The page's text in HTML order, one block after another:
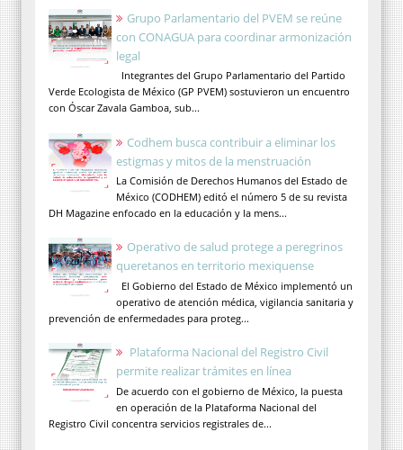
Grupo Parlamentario del PVEM se reúne
con CONAGUA para coordinar armonización
legal
Integrantes del Grupo Parlamentario del Partido
Verde Ecologista de México (GP PVEM) sostuvieron un encuentro
con Óscar Zavala Gamboa, sub...
Codhem busca contribuir a eliminar los
estigmas y mitos de la menstruación
La Comisión de Derechos Humanos del Estado de
México (CODHEM) editó el número 5 de su revista
DH Magazine enfocado en la educación y la mens...
Operativo de salud protege a peregrinos
queretanos en territorio mexiquense
El Gobierno del Estado de México implementó un
operativo de atención médica, vigilancia sanitaria y
prevención de enfermedades para proteg...
Plataforma Nacional del Registro Civil
permite realizar trámites en línea
De acuerdo con el gobierno de México, la puesta
en operación de la Plataforma Nacional del
Registro Civil concentra servicios registrales de...